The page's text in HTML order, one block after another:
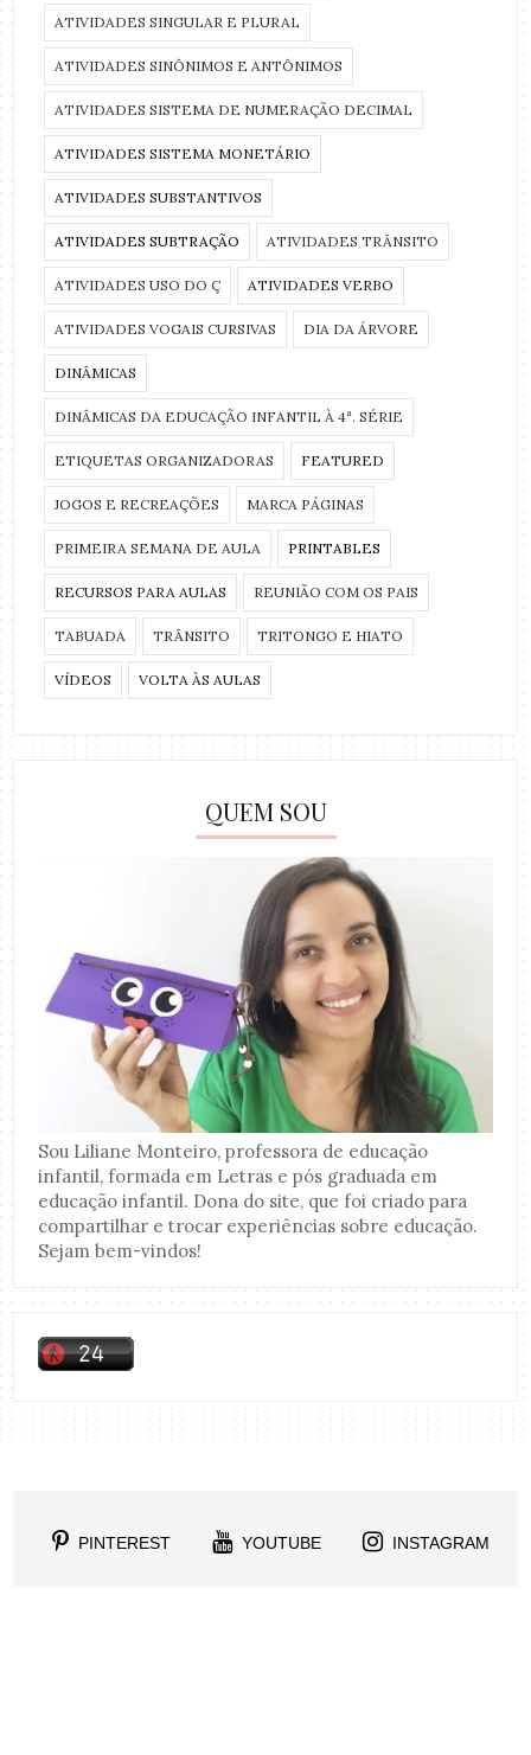
ATIVIDADES SINGULAR E PLURAL
ATIVIDADES SINÔNIMOS E ANTÔNIMOS
ATIVIDADES SISTEMA DE NUMERAÇÃO DECIMAL
ATIVIDADES SISTEMA MONETÁRIO
ATIVIDADES SUBSTANTIVOS
ATIVIDADES SUBTRAÇÃO ATIVIDADES TRÂNSITO
ATIVIDADES USO DO Ç ATIVIDADES VERBO
ATIVIDADES VOGAIS CURSIVAS DIA DA ÁRVORE
DINÂMICAS
DINÂMICAS DA EDUCAÇÃO INFANTIL À 4ª. SÉRIE
ETIQUETAS ORGANIZADORAS FEATURED
JOGOS E RECREAÇÕES MARCA PÁGINAS
PRIMEIRA SEMANA DE AULA PRINTABLES
RECURSOS PARA AULAS REUNIÃO COM OS PAIS
TABUADA TRÂNSITO TRITONGO E HIATO
VÍDEOS VOLTA ÀS AULAS
QUEM SOU
Sou Liliane Monteiro, professora de educação
infantil, formada em Letras e pós graduada em
educação infantil. Dona do site, que foi criado para
compartilhar e trocar experiências sobre educação.
Sejam bem-vindos!
PINTEREST YOUTUBE INSTAGRAM